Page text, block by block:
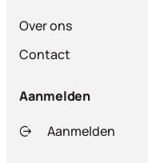
Over ons
Contact
Aanmelden
Aanmelden